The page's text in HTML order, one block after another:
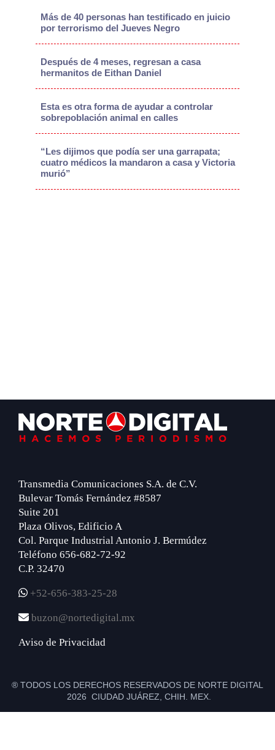
Más de 40 personas han testificado en juicio
por terrorismo del Jueves Negro
Después de 4 meses, regresan a casa
hermanitos de Eithan Daniel
Esta es otra forma de ayudar a controlar
sobrepoblación animal en calles
“Les dijimos que podía ser una garrapata;
cuatro médicos la mandaron a casa y Victoria
murió”
Footer
Transmedia Comunicaciones S.A. de C.V.
Bulevar Tomás Fernández #8587
Suite 201
Plaza Olivos, Edificio A
Col. Parque Industrial Antonio J. Bermúdez
Teléfono 656-682-72-92
C.P. 32470
+52-656-383-25-28
buzon@nortedigital.mx
Aviso de Privacidad
® TODOS LOS DERECHOS RESERVADOS DE NORTE DIGITAL
2026 CIUDAD JUÁREZ, CHIH. MEX.